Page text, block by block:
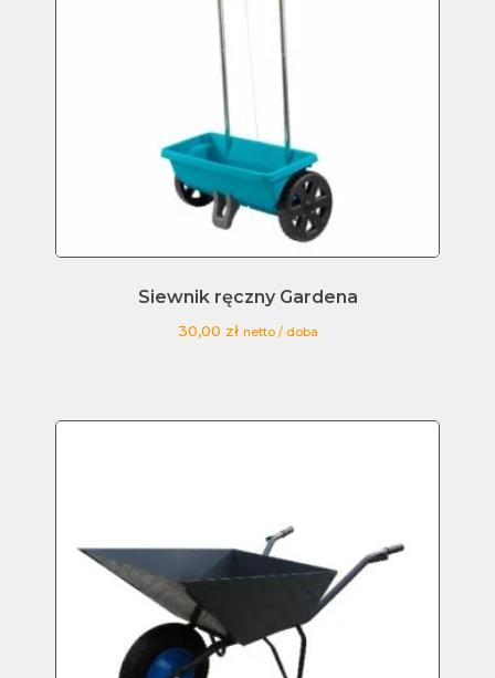
Siewnik ręczny Gardena
30,00 zł netto / doba